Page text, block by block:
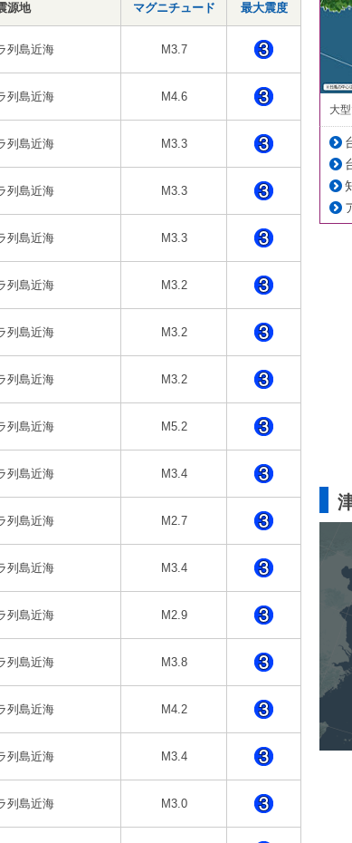
源地 マグニチュード 最大震度
列島近海 M3.7
列島近海 M4.6
列島近海 M3.3
列島近海 M3.3
列島近海 M3.3
列島近海 M3.2
列島近海 M3.2
列島近海 M3.2
列島近海 M5.2
列島近海 M3.4
列島近海 M2.7
列島近海 M3.4
列島近海 M2.9
列島近海 M3.8
列島近海 M4.2
列島近海 M3.4
列島近海 M3.0
大